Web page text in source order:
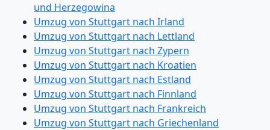
und Herzegowina
Umzug von Stuttgart nach Irland
Umzug von Stuttgart nach Lettland
Umzug von Stuttgart nach Zypern
Umzug von Stuttgart nach Kroatien
Umzug von Stuttgart nach Estland
Umzug von Stuttgart nach Finnland
Umzug von Stuttgart nach Frankreich
Umzug von Stuttgart nach Griechenland